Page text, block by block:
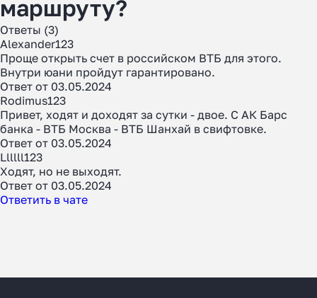
маршруту?
Ответы (3)
Alexander123
Проще открыть счет в российском ВТБ для этого.
Внутри юани пройдут гарантировано.
Ответ от 03.05.2024
Rodimus123
Привет, ходят и доходят за сутки - двое. С АК Барс
банка - ВТБ Москва - ВТБ Шанхай в свифтовке.
Ответ от 03.05.2024
Llllll123
Ходят, но не выходят.
Ответ от 03.05.2024
Ответить в чате